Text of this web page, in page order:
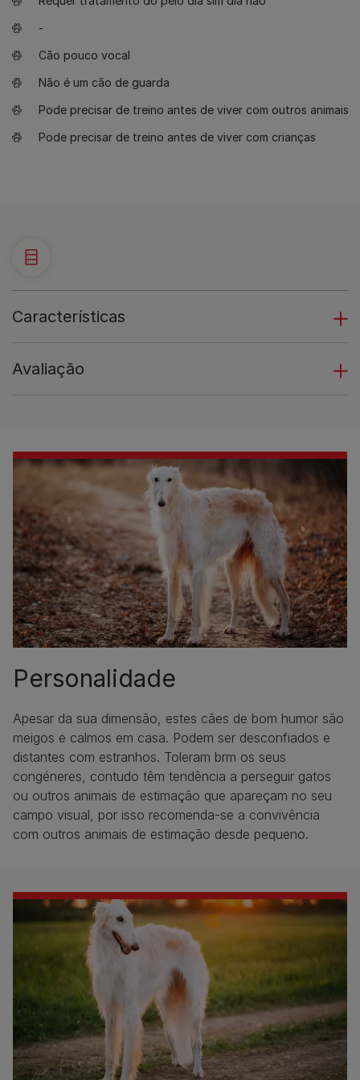
-
Cão pouco vocal
Não é um cão de guarda
Pode precisar de treino antes de viver com outros animais
Pode precisar de treino antes de viver com crianças
Características
Avaliação
Personalidade
Apesar da sua dimensão, estes cães de bom humor são
meigos e calmos em casa. Podem ser desconfiados e
distantes com estranhos. Toleram brm os seus
congéneres, contudo têm tendência a perseguir gatos
ou outros animais de estimação que apareçam no seu
campo visual, por isso recomenda-se a convivência
com outros animais de estimação desde pequeno.